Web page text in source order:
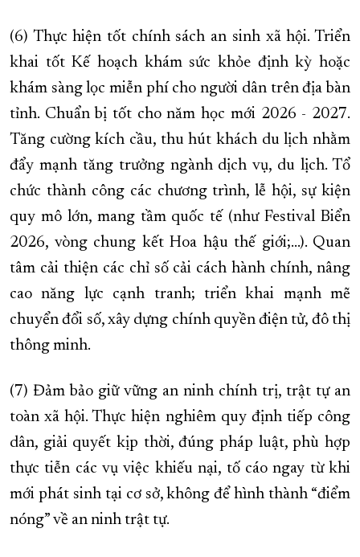
(6) Thực hiện tốt chính sách an sinh xã hội. Triển
khai tốt Kế hoạch khám sức khỏe định kỳ hoặc
khám sàng lọc miễn phí cho người dân trên địa bàn
tỉnh. Chuẩn bị tốt cho năm học mới 2026 - 2027.
Tăng cường kích cầu, thu hút khách du lịch nhằm
đẩy mạnh tăng trưởng ngành dịch vụ, du lịch. Tổ
chức thành công các chương trình, lễ hội, sự kiện
quy mô lớn, mang tầm quốc tế (như Festival Biển
2026, vòng chung kết Hoa hậu thế giới;…). Quan
tâm cải thiện các chỉ số cải cách hành chính, nâng
cao năng lực cạnh tranh; triển khai mạnh mẽ
chuyển đổi số, xây dựng chính quyền điện tử, đô thị
thông minh.
(7) Đảm bảo giữ vững an ninh chính trị, trật tự an
toàn xã hội. Thực hiện nghiêm quy định tiếp công
dân, giải quyết kịp thời, đúng pháp luật, phù hợp
thực tiễn các vụ việc khiếu nại, tố cáo ngay từ khi
mới phát sinh tại cơ sở, không để hình thành “điểm
nóng” về an ninh trật tự.